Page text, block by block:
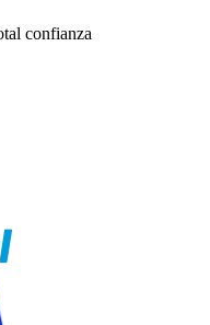
confianza